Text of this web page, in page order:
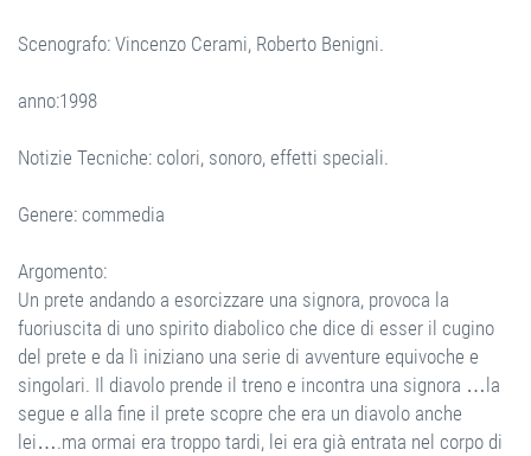
Scenografo: Vincenzo Cerami, Roberto Benigni.
anno:1998
Notizie Tecniche: colori, sonoro, effetti speciali.
Genere: commedia
Argomento:
Un prete andando a esorcizzare una signora, provoca la
fuoriuscita di uno spirito diabolico che dice di esser il cugino
del prete e da lì iniziano una serie di avventure equivoche e
singolari. Il diavolo prende il treno e incontra una signora …la
segue e alla fine il prete scopre che era un diavolo anche
lei….ma ormai era troppo tardi, lei era già entrata nel corpo di